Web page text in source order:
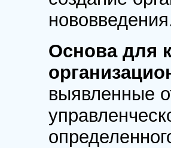
Основа для
выявленные